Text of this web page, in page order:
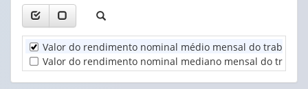
valor):
Unidade
Territorial
(1)
Cor
ou
raça
(1)
Valor do rendimento nominal médio mensal do trabalho
Valor do rendimento nominal mediano mensal do